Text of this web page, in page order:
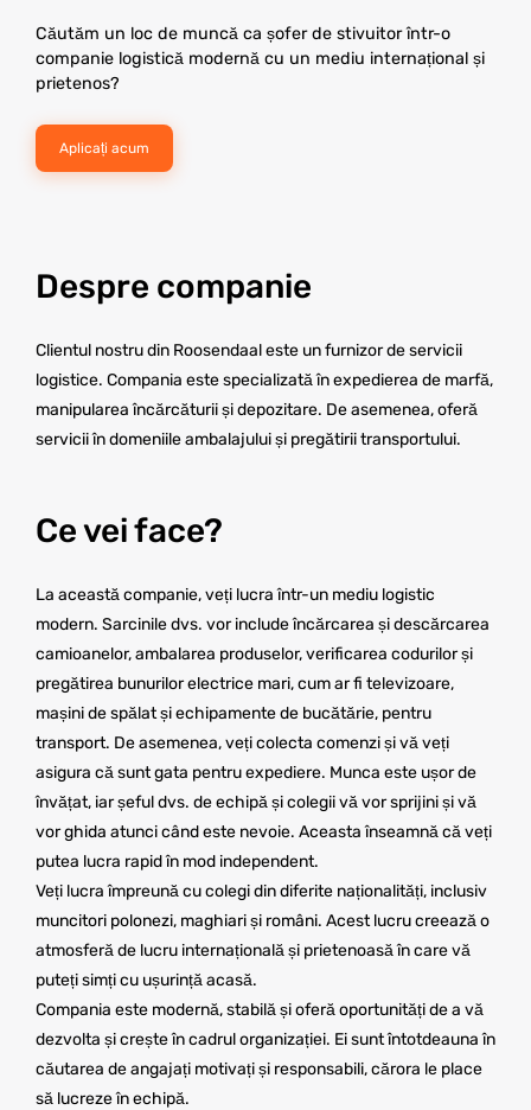
Căutăm un loc de muncă ca șofer de stivuitor într-o
companie logistică modernă cu un mediu internațional și
prietenos?
Aplicați acum
Despre companie
Clientul nostru din Roosendaal este un furnizor de servicii
logistice. Compania este specializată în expedierea de marfă,
manipularea încărcăturii și depozitare. De asemenea, oferă
servicii în domeniile ambalajului și pregătirii transportului.
Ce vei face?
La această companie, veți lucra într-un mediu logistic
modern. Sarcinile dvs. vor include încărcarea și descărcarea
camioanelor, ambalarea produselor, verificarea codurilor și
pregătirea bunurilor electrice mari, cum ar fi televizoare,
mașini de spălat și echipamente de bucătărie, pentru
transport. De asemenea, veți colecta comenzi și vă veți
asigura că sunt gata pentru expediere. Munca este ușor de
învățat, iar șeful dvs. de echipă și colegii vă vor sprijini și vă
vor ghida atunci când este nevoie. Aceasta înseamnă că veți
putea lucra rapid în mod independent.
Veți lucra împreună cu colegi din diferite naționalități, inclusiv
muncitori polonezi, maghiari și români. Acest lucru creează o
atmosferă de lucru internațională și prietenoasă în care vă
puteți simți cu ușurință acasă.
Compania este modernă, stabilă și oferă oportunități de a vă
dezvolta și crește în cadrul organizației. Ei sunt întotdeauna în
căutarea de angajați motivați și responsabili, cărora le place
să lucreze în echipă.